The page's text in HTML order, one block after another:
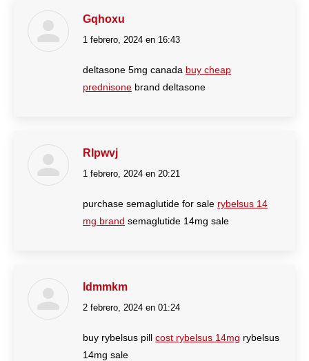
Gqhoxu
dice:
1 febrero, 2024 en 16:43
deltasone 5mg canada buy cheap
prednisone brand deltasone
Rlpwvj
dice:
1 febrero, 2024 en 20:21
purchase semaglutide for sale rybelsus 14
mg brand semaglutide 14mg sale
Idmmkm
dice:
2 febrero, 2024 en 01:24
buy rybelsus pill cost rybelsus 14mg rybelsus
14mg sale